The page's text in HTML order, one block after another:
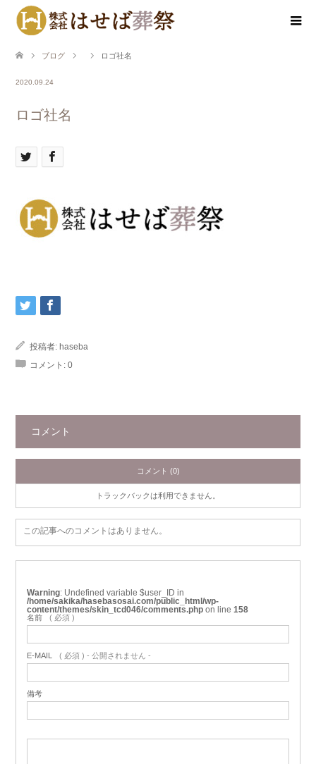
ブログ ロゴ社名
2020.09.24
ロゴ社名
投稿者: haseba
コメント: 0
コメント
コメント (0)
トラックバックは利用できません。
この記事へのコメントはありません。
Warning : Undefined variable $user_ID in
/home/sakika/hasebasosai.com/public_html/wp-
content/themes/skin_tcd046/comments.php on line 158
名前 ( 必須 )
E-MAIL ( 必須 ) - 公開されません -
備考